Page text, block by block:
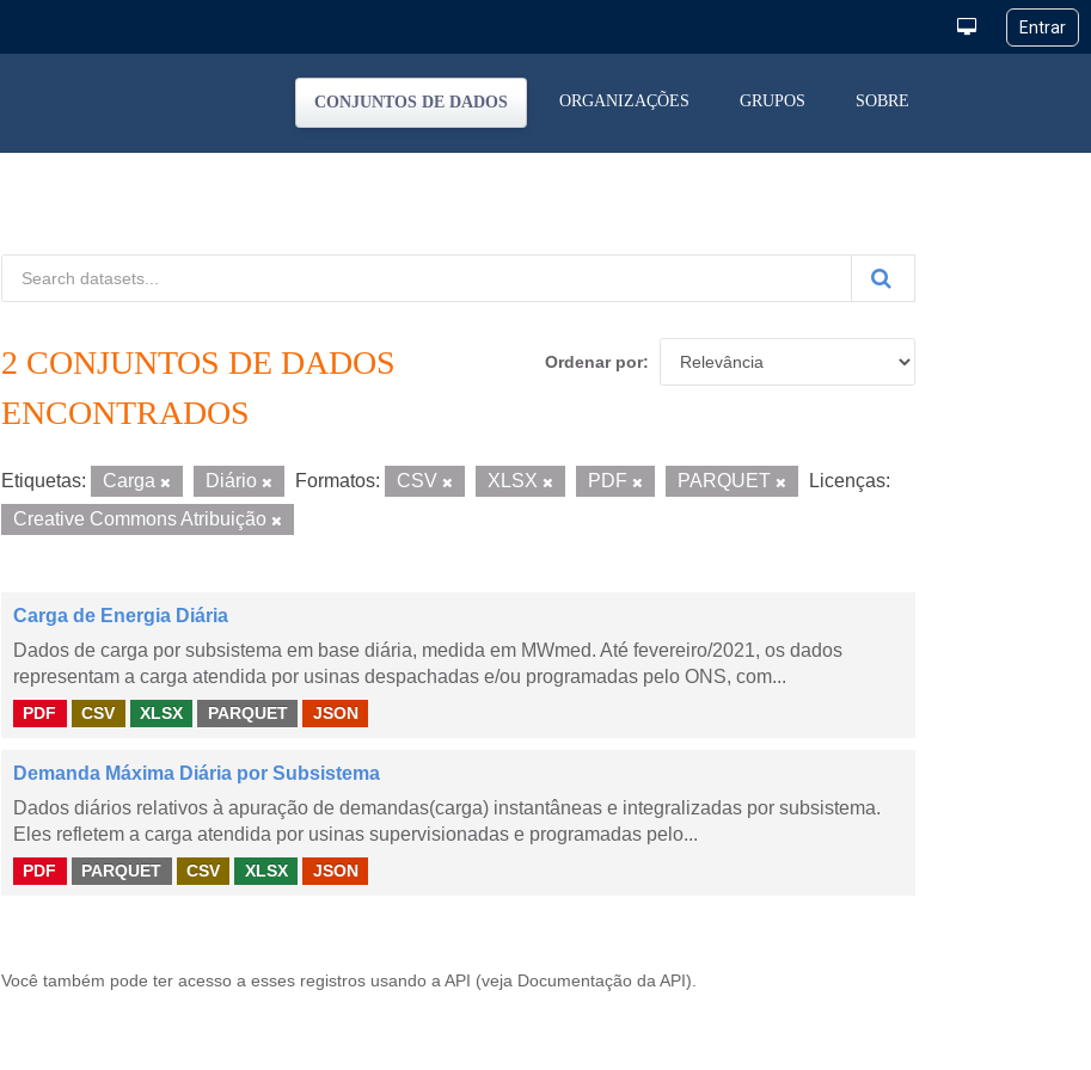
CONJUNTOS DE DADOS ORGANIZAÇÕES GRUPOS SOBRE
Ordenar por
2 CONJUNTOS DE DADOS
ENCONTRADOS
Etiquetas: Carga Diário Formatos: CSV XLSX PDF PARQUET
Licenças:
Creative Commons Atribuição
Carga de Energia Diária
Dados de carga por subsistema em base diária, medida em MWmed. Até fevereiro/2021, os dados
representam a carga atendida por usinas despachadas e/ou programadas pelo ONS, com...
PDF CSV XLSX PARQUET JSON
Demanda Máxima Diária por Subsistema
Dados diários relativos à apuração de demandas(carga) instantâneas e integralizadas por subsistema.
Eles refletem a carga atendida por usinas supervisionadas e programadas pelo...
PDF PARQUET CSV XLSX JSON
Você também pode ter acesso a esses registros usando a API (veja Documentação da API ).